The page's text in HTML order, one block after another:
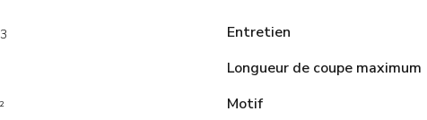
Entretien
Longueur de coupe maximum
Motif